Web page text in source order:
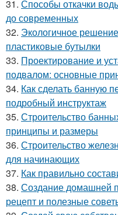
31. Способы откачки
до современных
32. Экологичное
пластиковые бутылки
33. Проектирование и
подвалом: основные
34. Как сделать банную
подробный инструктаж
35. Строительство
принципы и размеры
36. Строительство
для начинающих
37. Как правильно
38. Создание домашней
рецепт и полезные